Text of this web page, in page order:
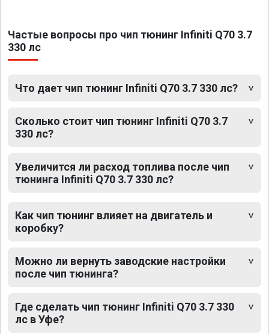
Частые вопросы про чип тюнинг Infiniti Q70 3.7
330 лс
Что дает чип тюнинг Infiniti Q70 3.7 330 лс?
Сколько стоит чип тюнинг Infiniti Q70 3.7
330 лс?
Увеличится ли расход топлива после чип
тюнинга Infiniti Q70 3.7 330 лс?
Как чип тюнинг влияет на двигатель и
коробку?
Можно ли вернуть заводские настройки
после чип тюнинга?
Где сделать чип тюнинг Infiniti Q70 3.7 330
лс в Уфе?